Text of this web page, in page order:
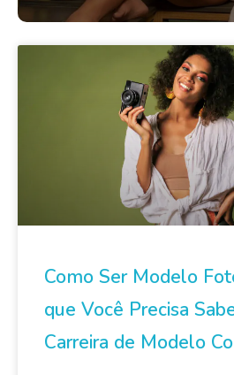
Como Ser Modelo
que Você Precisa
Carreira de Modelo